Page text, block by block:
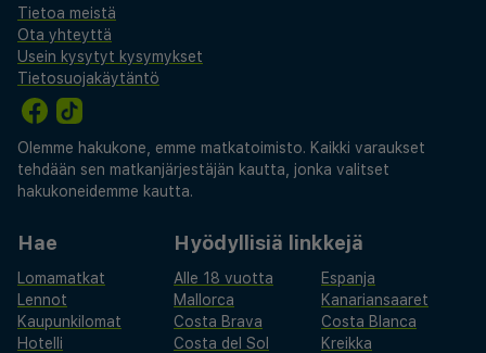
Tietoa meistä
Ota yhteyttä
Usein kysytyt kysymykset
Tietosuojakäytäntö
Olemme hakukone, emme matkatoimisto. Kaikki varaukset
tehdään sen matkanjärjestäjän kautta, jonka valitset
hakukoneidemme kautta.
Hae
Lomamatkat
Lennot
Kaupunkilomat
Hotelli
Hyödyllisiä linkkejä
Alle 18 vuotta
Espanja
Mallorca
Kanariansaaret
Costa Brava
Costa Blanca
Costa del Sol
Kreikka